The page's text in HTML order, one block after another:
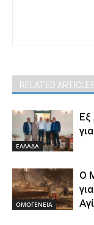
RELATED
ΕΛΛΑΔΑ
ΟΜΟΓΕΝΕΙΑ
Ο